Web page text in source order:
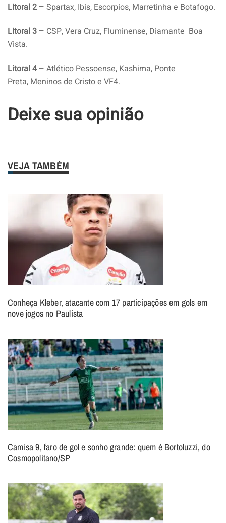
Litoral 2 – Spartax, Ibis, Escorpios, Marretinha e Botafogo.
Litoral 3 – CSP, Vera Cruz, Fluminense, Diamante Boa
Vista.
Litoral 4 – Atlético Pessoense, Kashima, Ponte
Preta, Meninos de Cristo e VF4.
Deixe sua opinião
VEJA TAMBÉM
Conheça Kleber, atacante com 17 participações em gols em
nove jogos no Paulista
Camisa 9, faro de gol e sonho grande: quem é Bortoluzzi, do
Cosmopolitano/SP